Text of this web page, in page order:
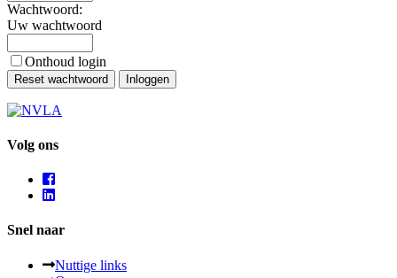
Wachtwoord:
Uw wachtwoord
Onthoud login
Volg ons
Snel naar
Nuttige links